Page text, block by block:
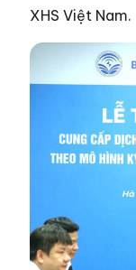
XHS Việt Nam.